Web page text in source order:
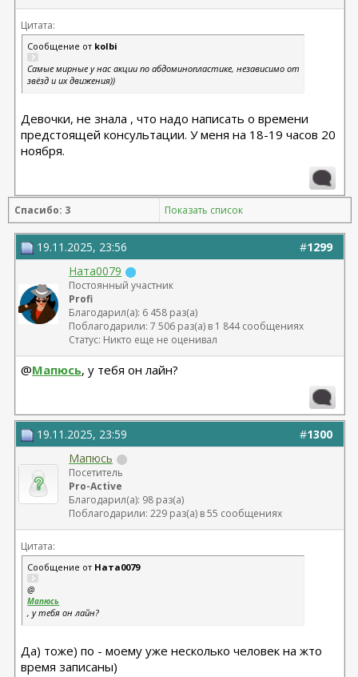
Цитата:
Сообщение от kolbi
Самые мирные у нас акции по абдоминопластике, независимо от
звёзд и их движения))
Девочки, не знала , что надо написать о времени
предстоящей консультации. У меня на 18-19 часов 20
ноября.
Спасибо: 3 Показать список
#1299
19.11.2025, 23:56
Ната0079
Постоянный участник
Profi
Благодарил(а): 6 458 раз(а)
Поблагодарили: 7 506 раз(а) в 1 844 сообщениях
Статус: Никто еще не оценивал
@Мапюсь, у тебя он лайн?
#1300
19.11.2025, 23:59
Мапюсь
Посетитель
Pro-Active
Благодарил(а): 98 раз(а)
Поблагодарили: 229 раз(а) в 55 сообщениях
Цитата:
Сообщение от Ната0079
@
Мапюсь
, у тебя он лайн?
Да) тоже) по - моему уже несколько человек на жто
время записаны)